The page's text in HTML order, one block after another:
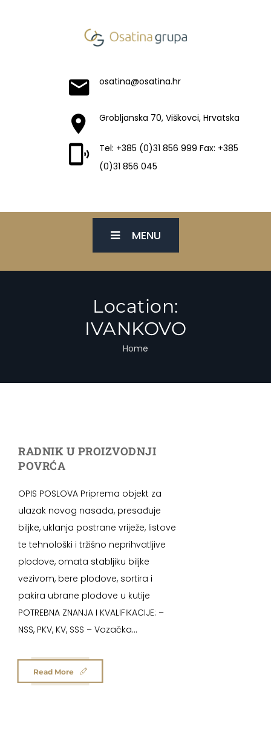
osatina@osatina.hr
Grobljanska 70, Viškovci, Hrvatska
Tel: +385 (0)31 856 999 Fax: +385
(0)31 856 045
MENU
Location:
IVANKOVO
Home
RADNIK U PROIZVODNJI
POVRĆA
OPIS POSLOVA Priprema objekt za
ulazak novog nasada, presađuje
biljke, uklanja postrane vriježe, listove
te tehnološki i tržišno neprihvatljive
plodove, omata stabljiku biljke
vezivom, bere plodove, sortira i
pakira ubrane plodove u kutije
POTREBNA ZNANJA I KVALIFIKACIJE: –
NSS, PKV, KV, SSS – Vozačka...
Read More